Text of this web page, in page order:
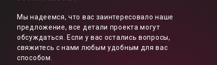
Мы надеемся, что вас заинтересовало наше
предложение, все детали проекта могут
обсуждаться. Если у вас остались вопросы,
свяжитесь с нами любым удобным для вас
способом.